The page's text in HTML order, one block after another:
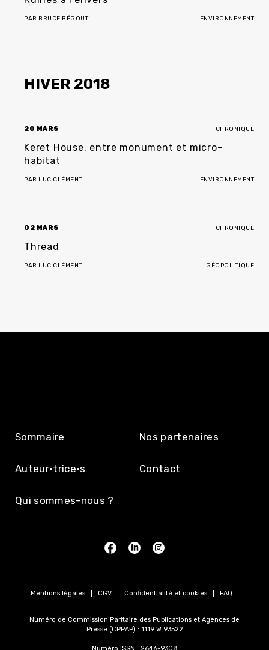
PAR BRUCE BÉGOUT ENVIRONNEMENT
HIVER 2018
20 MARS CHRONIQUE
Keret House, entre monument et micro-
habitat
PAR LUC CLÉMENT ENVIRONNEMENT
02 MARS CHRONIQUE
Thread
PAR LUC CLÉMENT GÉOPOLITIQUE
Sommaire
Auteur·trice·s
Qui sommes-nous ?
Nos partenaires
Contact
Mentions légales CGV Confidentialité et cookies FAQ
Numéro de Commission Paritaire des Publications et Agences de
Presse (CPPAP) : 1119 W 93522